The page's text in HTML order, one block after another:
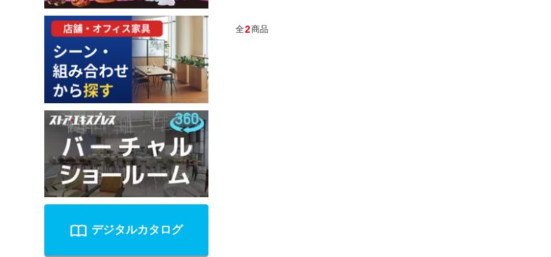
デジタルカタログ
全2商品